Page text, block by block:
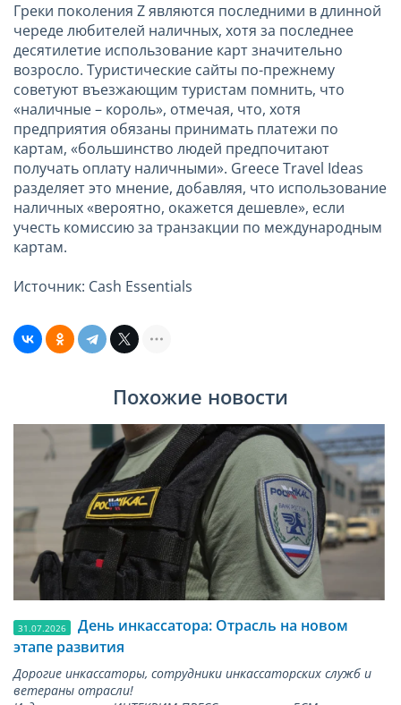
Греки поколения Z являются последними в длинной
череде любителей наличных, хотя за последнее
десятилетие использование карт значительно
возросло. Туристические сайты по-прежнему
советуют въезжающим туристам помнить, что
«наличные – король», отмечая, что, хотя
предприятия обязаны принимать платежи по
картам, «большинство людей предпочитают
получать оплату наличными». Greece Travel Ideas
разделяет это мнение, добавляя, что использование
наличных «вероятно, окажется дешевле», если
учесть комиссию за транзакции по международным
картам.
Источник: Cash Essentials
Похожие новости
31.07.2026
День инкассатора: Отрасль на новом
этапе развития
Дорогие инкассаторы, сотрудники инкассаторских служб и
ветераны отрасли!